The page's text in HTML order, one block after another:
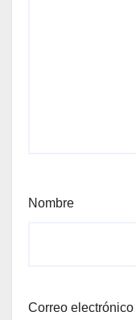
Nombre
Correo electrónico